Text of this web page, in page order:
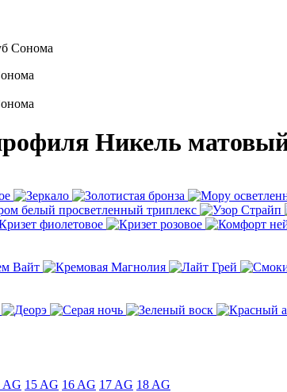
Сонома
Никель
AG 15 AG 16 AG 17 AG 18 AG